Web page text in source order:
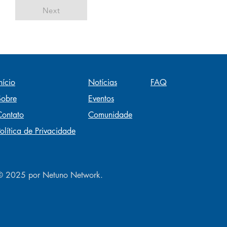
Next
de Privacidade
Notícias
Eventos
Comunidade
FAQ
2025 por Netuno Network.